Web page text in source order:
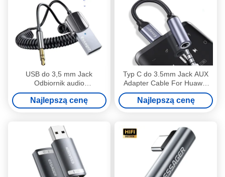
USB do 3,5 mm Jack
Odbiornik audio
samochodowy Aux Adapter
Zestaw bezręczny Bluetooth
5.0 BT nadajnik
Najlepszą cenę
Typ C do 3.5mm Jack AUX
Adapter Cable For Huawei
P30 P20 Pro Xiaomi Mi USB
C do 3.5 słuchawki Audio
Konwerter
Najlepszą cenę